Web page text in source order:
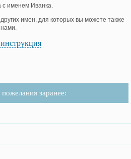
с именем Иванка.
имен, для которых вы можете также
заранее: